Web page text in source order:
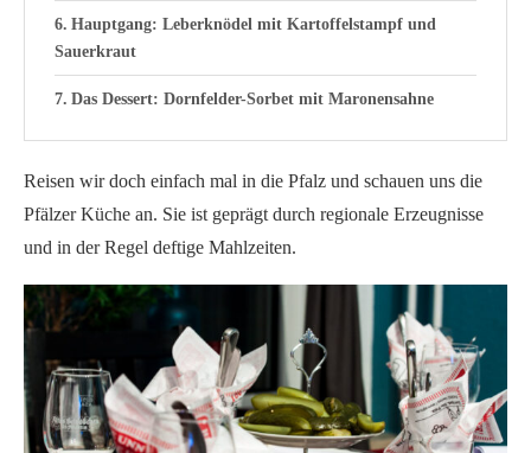
Hauptgang: Leberknödel mit Kartoffelstampf und
Sauerkraut
Das Dessert: Dornfelder-Sorbet mit Maronensahne
Reisen wir doch einfach mal in die Pfalz und schauen uns die
Pfälzer Küche an. Sie ist geprägt durch regionale Erzeugnisse
und in der Regel deftige Mahlzeiten.